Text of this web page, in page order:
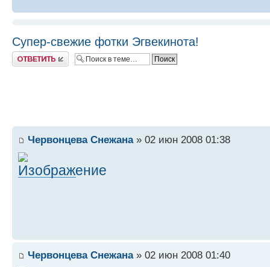
Супер-свежие фотки Эгвекинота!
Ответить
Червонцева Снежана» 02 июн 2008 01:38
Червонцева Снежана» 02 июн 2008 01:40